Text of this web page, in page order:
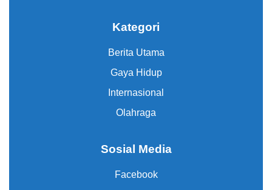
Kategori
Berita Utama
Gaya Hidup
Internasional
Olahraga
Sosial Media
Facebook